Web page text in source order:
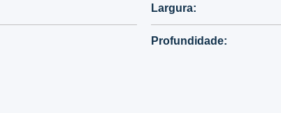
Largura:
Profundidade: